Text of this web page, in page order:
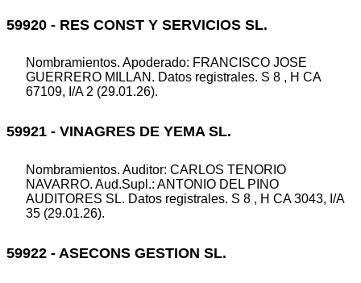
59920 - RES CONST Y SERVICIOS SL.
Nombramientos. Apoderado: FRANCISCO JOSE
GUERRERO MILLAN. Datos registrales. S 8 , H CA
67109, I/A 2 (29.01.26).
59921 - VINAGRES DE YEMA SL.
Nombramientos. Auditor: CARLOS TENORIO
NAVARRO. Aud.Supl.: ANTONIO DEL PINO
AUDITORES SL. Datos registrales. S 8 , H CA 3043, I/A
35 (29.01.26).
59922 - ASECONS GESTION SL.